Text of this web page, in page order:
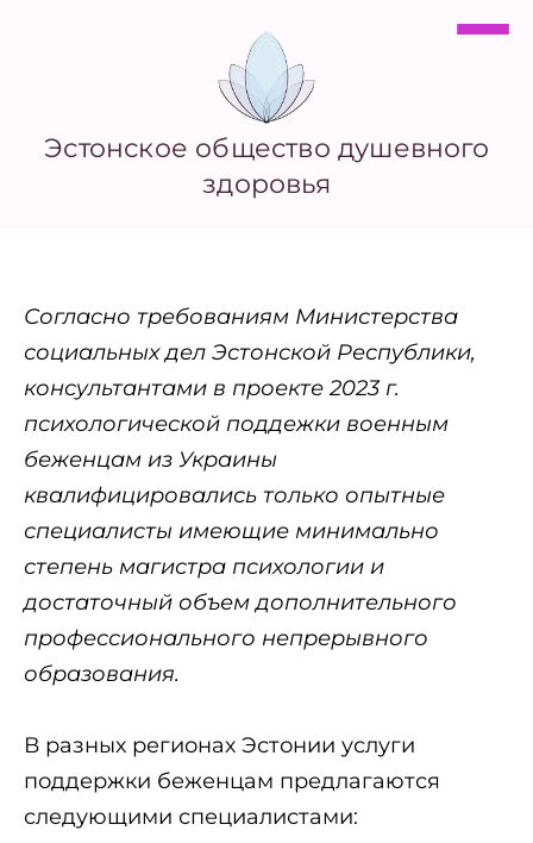
Эстонское общество душевного
здоровья
Согласно требованиям Министерства
социальных дел Эстонской Республики,
консультантами в проекте 2023 г.
психологической поддежки военным
беженцам из Украины
квалифицировались только опытные
специалисты имеющие минимально
степень магистра психологии и
достаточный объем дополнительного
профессионального непрерывного
образования.
В разных регионах Эстонии услуги
поддержки беженцам предлагаются
следующими специалистами: